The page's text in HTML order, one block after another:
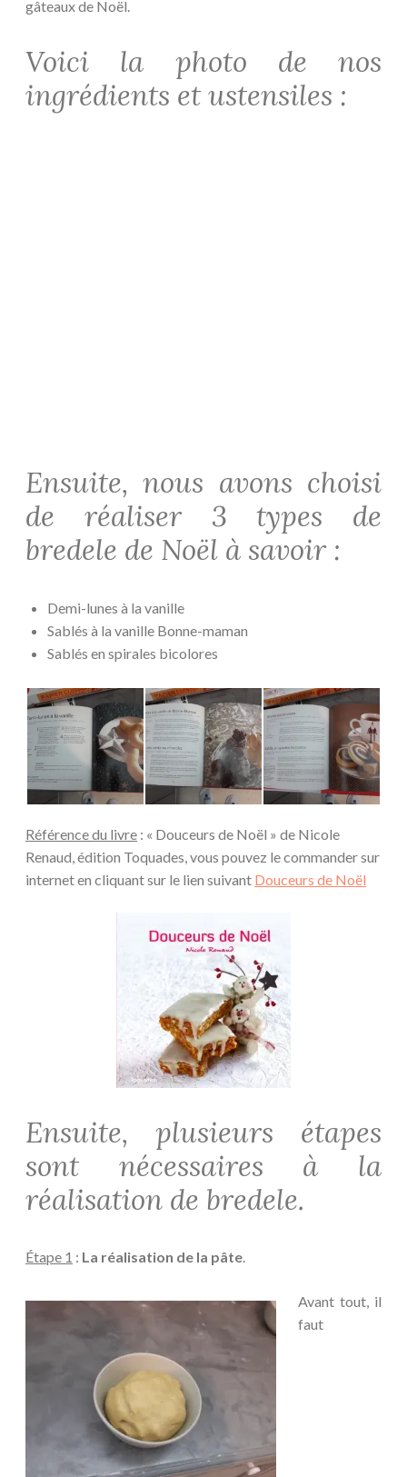
gâteaux de Noël.
Voici la photo de nos
ingrédients et ustensiles :
Ensuite, nous avons choisi
de réaliser 3 types de
bredele de Noël à savoir :
Demi-lunes à la vanille
Sablés à la vanille Bonne-maman
Sablés en spirales bicolores
Référence du livre : « Douceurs de Noël » de Nicole
Renaud, édition Toquades, vous pouvez le commander sur
internet en cliquant sur le lien suivant Douceurs de Noël
Ensuite, plusieurs étapes
sont nécessaires à la
réalisation de bredele.
Étape 1 : La réalisation de la pâte.
Avant tout, il
faut